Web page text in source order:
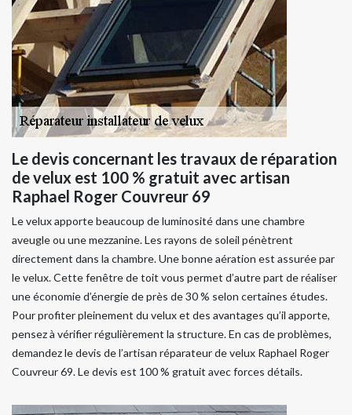
Le devis concernant les travaux de réparation
de velux est 100 % gratuit avec artisan
Raphael Roger Couvreur 69
Le velux apporte beaucoup de luminosité dans une chambre
aveugle ou une mezzanine. Les rayons de soleil pénètrent
directement dans la chambre. Une bonne aération est assurée par
le velux. Cette fenêtre de toit vous permet d’autre part de réaliser
une économie d’énergie de près de 30 % selon certaines études.
Pour profiter pleinement du velux et des avantages qu’il apporte,
pensez à vérifier régulièrement la structure. En cas de problèmes,
demandez le devis de l’artisan réparateur de velux Raphael Roger
Couvreur 69. Le devis est 100 % gratuit avec forces détails.